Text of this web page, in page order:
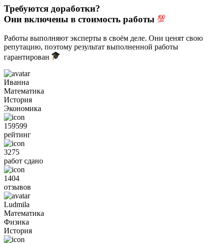
Требуются доработки?
Они включены в стоимость работы
Работы выполняют эксперты в своём деле. Они ценят свою
репутацию, поэтому результат выполненной работы
гарантирован
Иванна
Математика
История
Экономика
159599
рейтинг
3275
работ сдано
1404
отзывов
Ludmila
Математика
Физика
История